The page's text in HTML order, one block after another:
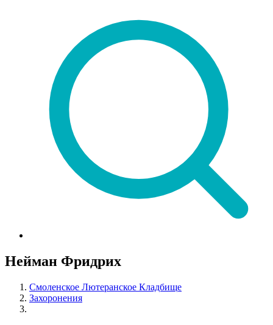
Нейман Фридрих
Смоленское Лютеранское Кладбище
Захоронения